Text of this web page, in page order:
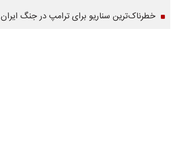
خطرناک‌ترین سناریو برای ترامپ در جنگ ایران